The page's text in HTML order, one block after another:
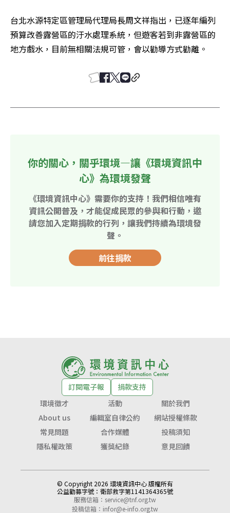
台北水源特定區管理局代理局長周文祥指出，已逐年編列
預算改善露營區的汙水處理系統，但遊客若到非露營區的
地方戲水，目前無相關法規可管，會以勸導方式勸離。
你的關心，關乎環境—讓《環境資訊中
心》為環境發聲
《環境資訊中心》需要你的支持！我們相信唯有
資訊公開普及，才能促成民眾的參與和行動，邀
請您加入定期捐款的行列，讓我們持續為環境發
聲。
前往捐款
訂閱電子報
捐款支持
環境徵才
活動
關於我們
About us
編輯室自律公約
網站授權條款
常見問題
合作媒體
投稿須知
隱私權政策
獲獎紀錄 意見回饋
© Copyright 2026 環境資訊中心 版權所有
公益勸募字號： 衛部救字第1141364365號
服務信箱： service@tnf.org.tw
投稿信箱： infor@e-info.org.tw